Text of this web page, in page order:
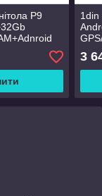
P9
1din
3